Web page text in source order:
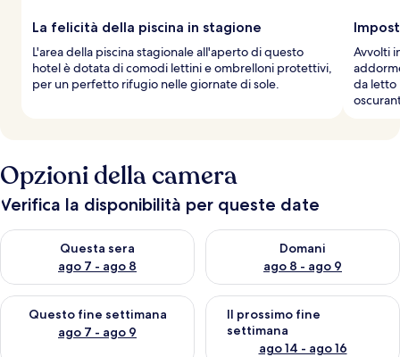
La felicità della piscina in stagione
L'area della piscina stagionale all'aperto di questo
hotel è dotata di comodi lettini e ombrelloni protettivi,
per un perfetto rifugio nelle giornate di sole.
Avvolti
da letto
Opzioni della camera
Verifica la disponibilità per queste date
Questa sera
ago 7 - ago 8
Verifica la disponibilità per questa sera, ago 7 - ago 8
Domani
ago 8 - ago 9
Verifica la disponibilità per
Questo fine settimana
ago 7 - ago 9
Verifica la disponibilità per questo fine settimana, ago 7 - ago
Il prossimo fine
settimana
ago 14 - ago 16
Verifica la disponibilità per il